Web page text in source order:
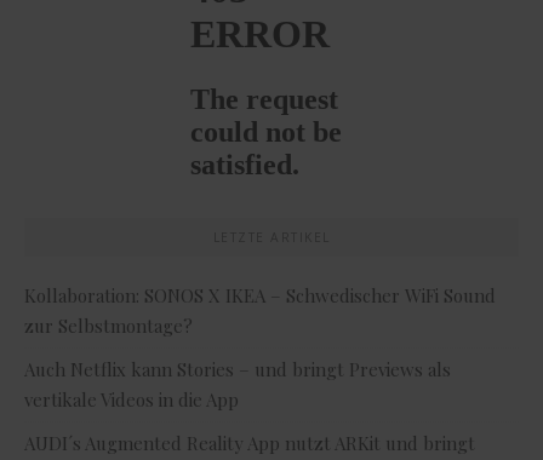
Kollaboration: SONOS X IKEA – Schwedischer WiFi Sound
zur Selbstmontage?
Auch Netflix kann Stories – und bringt Previews als
vertikale Videos in die App
AUDI´s Augmented Reality App nutzt ARKit und bringt